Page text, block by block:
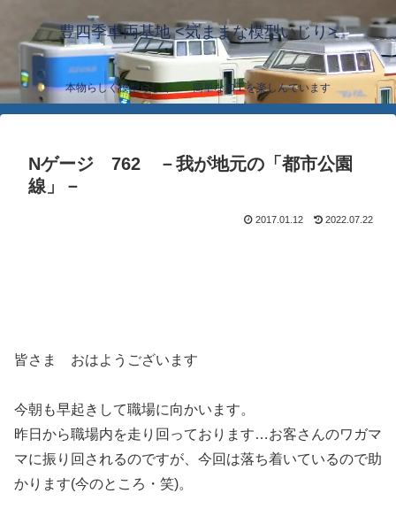
豊四季車両基地 <気ままな模型いじり>
本物らしく模型らしく… 簡単な加工を楽しんでいます
Nゲージ 762 －我が地元の「都市公園
線」－
2017.01.12 2022.07.22
皆さま おはようございます
今朝も早起きして職場に向かいます。
昨日から職場内を走り回っております…お客さんのワガマ
マに振り回されるのですが、今回は落ち着いているので助
かります(今のところ・笑)。